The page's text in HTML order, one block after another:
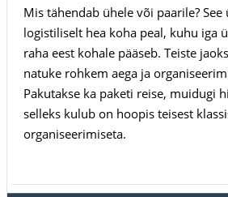
Mis tähendab ühele või paarile?
logistiliselt hea koha peal, kuhu iga
raha eest kohale pääseb. Teiste
natuke rohkem aega ja
Pakutakse ka paketi reise, muidugi
selleks kulub on hoopis teisest
organiseerimiseta.